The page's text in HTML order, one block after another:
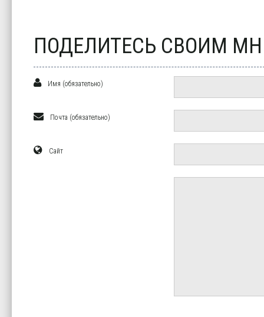
ПОДЕЛИТЕСЬ СВОИМ
Имя (обязательно)
Почта (обязательно)
Сайт